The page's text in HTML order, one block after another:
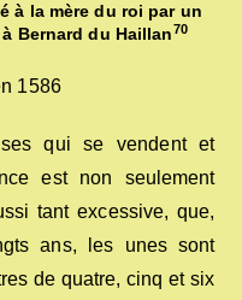
à la mère du roi par un
Bernard du Haillan70
1586
qui se vendent et
est non seulement
tant excessive, que,
ans, les unes sont
de quatre, cinq et six